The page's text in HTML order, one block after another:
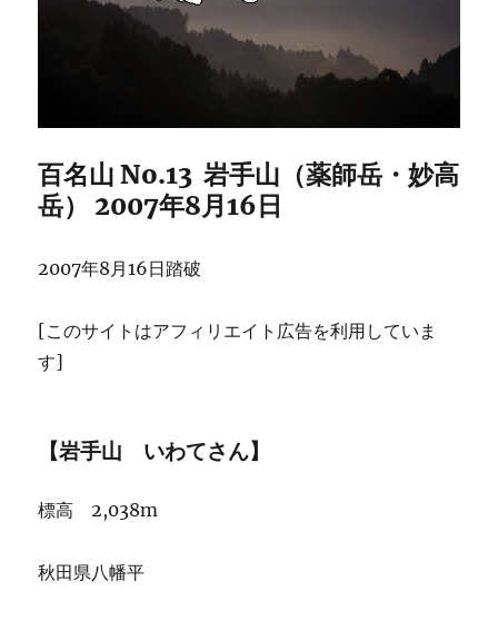
百名山 No.13 岩手山（薬師岳・妙高
岳） 2007年8月16日
2007年8月16日踏破
[このサイトはアフィリエイト広告を利用していま
す]
【岩手山 いわてさん】
標高 2,038m
秋田県八幡平